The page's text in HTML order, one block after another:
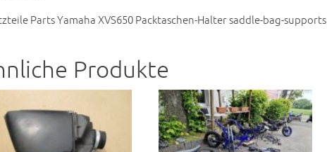
Parts Yamaha XVS650 Packtaschen-Halter saddle-bag-supports
Produkte